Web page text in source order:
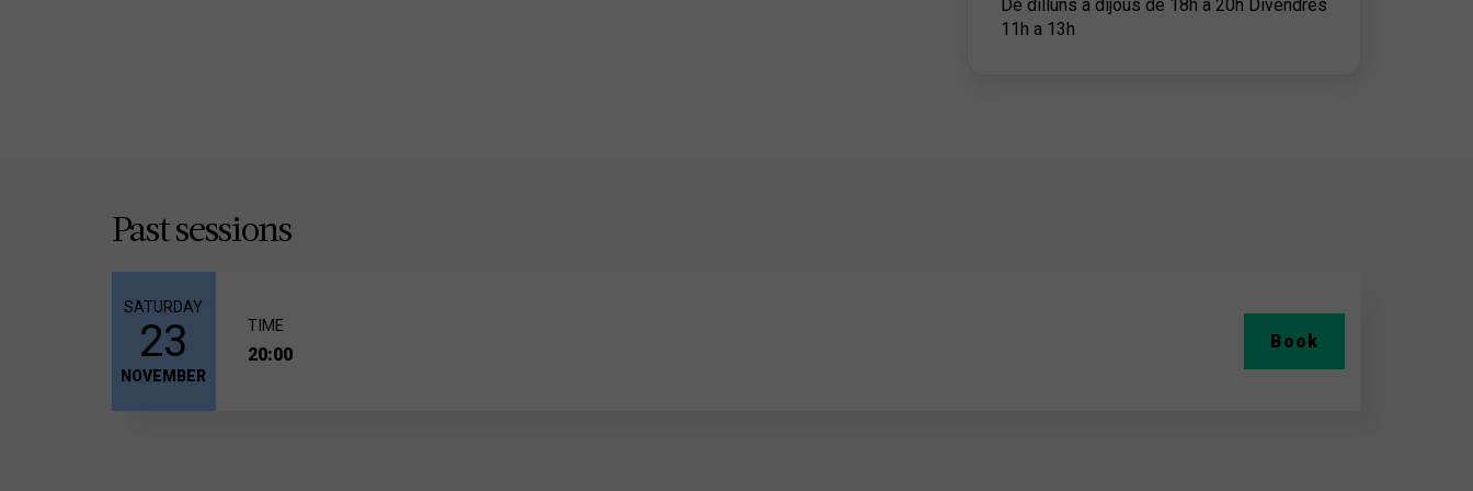
De dilluns a dijous de 18h a 20h Divendres
11h a 13h
Past sessions
SATURDAY
23
NOVEMBER
TIME
20:00
Book